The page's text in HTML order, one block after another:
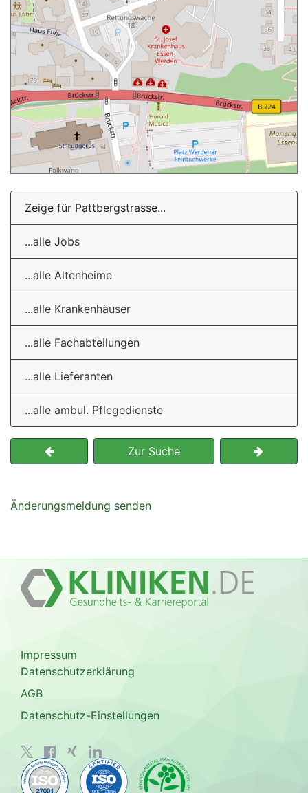
Zeige für Pattbergstrasse...
...alle Jobs
...alle Altenheime
...alle Krankenhäuser
...alle Fachabteilungen
...alle Lieferanten
...alle ambul. Pflegedienste
Zur Suche
Änderungsmeldung senden
Impressum
Datenschutzerklärung
AGB
Datenschutz-Einstellungen